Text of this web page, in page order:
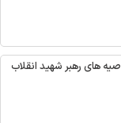
های رهبر شهید انقلاب